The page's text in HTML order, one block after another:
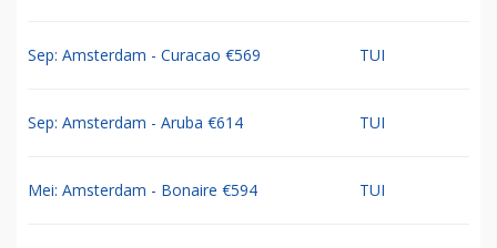
Sep: Amsterdam - Curacao €569 TUI
Sep: Amsterdam - Aruba €614 TUI
Mei: Amsterdam - Bonaire €594 TUI